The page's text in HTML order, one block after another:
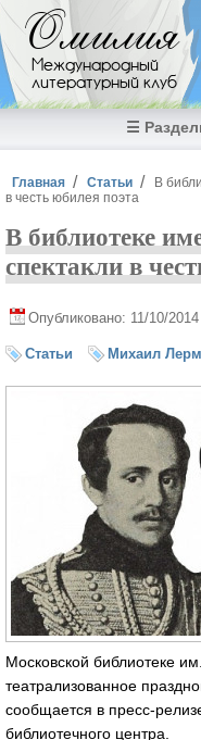
Перейти к основному
Омилия
Международный
литературный клуб
☰
Вы здесь
Главная Статьи
В
в честь юбилея поэта
В библиотеке
спектакли в
Опубликовано: 11/10/2014
Статьи Михаил
Московской библиотеке
театрализованное
сообщается в пресс-
библиотечного центра.